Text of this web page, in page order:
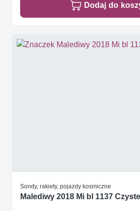
Dodaj do
Sondy, rakiety, pojazdy kosmiczne
Malediwy 2018 Mi bl 1137